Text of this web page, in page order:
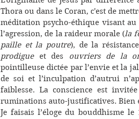
Thora ou dans le Coran, c'est de
méditation psycho-éthique visant au
l’agression, de la raideur morale (la
paille et la poutre), de la
prodigue et des ouvriers de la
pointilleuse dictée par l’envie et la
de soi et l’inculpation d’autrui
faiblesse. La conscience est
ruminations auto-justificatives. Bien
Je faisais l’éloge du bouddhisme